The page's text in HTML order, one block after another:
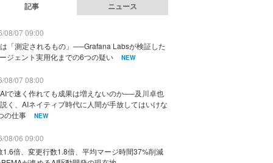
記事 ニュース
08/07 09:00
「測定されるもの」──Grafana Labsが検証した
ジェント実用化までの6つの疑い
NEW
08/07 08:00
で速く作れても成果は増えないのか──及川卓也
く、AIネイティブ時代に人間が手放してはいけな
の仕事
NEW
08/06 09:00
1.6倍、変更行数1.8倍、平均マージ時間37%削減